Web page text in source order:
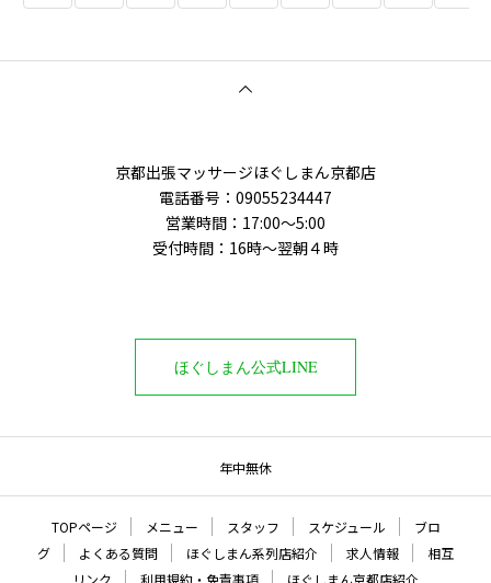
京都出張マッサージほぐしまん京都店
電話番号：‭09055234447
営業時間：17:00～5:00
受付時間：16時〜翌朝４時
ほぐしまん公式LINE
年中無休
TOPページ メニュー スタッフ スケジュール
ブロ
グ
よくある質問 ほぐしまん系列店紹介 求人情報
相互
リンク
利用規約・免責事項 ほぐしまん京都店紹介